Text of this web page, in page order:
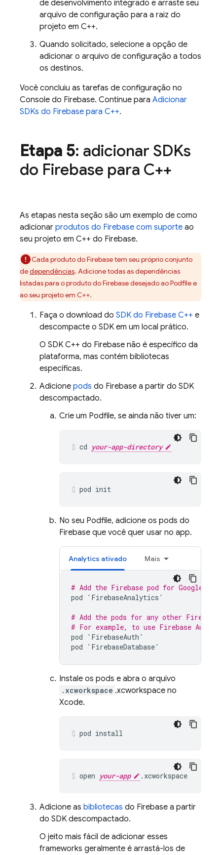
de desenvolvimento integrado e arraste seu
arquivo de configuração para a raiz do
projeto em C++.
Quando solicitado, selecione a opção de
adicionar o arquivo de configuração a todos
os destinos.
Você concluiu as tarefas de configuração no
Console do Firebase. Continue para Adicionar
SDKs do Firebase para C++.
Etapa 5: adicionar SDKs
do Firebase para C++
As etapas nesta seção são um exemplo de como
adicionar produtos do Firebase com suporte ao
seu projeto em C++ do Firebase.
Cada produto do Firebase tem seu próprio conjunto
dedependências. Adicione todas as dependências
listadas para o produto do Firebase desejado ao Podfile e
ao seu projeto em C++.
Faça o download do SDK do Firebase C++ e
descompacte o SDK em um local prático.
O SDK C++ do Firebase não é específico da
plataforma, mas contém bibliotecas
específicas.
Adicione pods do Firebase a partir do SDK
descompactado.
Crie um Podfile, se ainda não tiver um:
cd your-app-directory
pod init
No seu Podfile, adicione os pods do
Firebase que você quer usar no app.
Analytics ativado Mais
# Add the Firebase pod for Google
pod
' FirebaseAnalytics '
# Add the pods for any other
# For example, to use Firebase
pod
' FirebaseAuth '
pod
' FirebaseDatabase'
Instale os pods e abra o arquivo
.xcworkspace .xcworkspace no
Xcode.
pod install
open your-app .xcworkspace
Adicione as bibliotecas do Firebase a partir
do SDK descompactado.
O jeito mais fácil de adicionar esses
frameworks geralmente é arrastá-los de